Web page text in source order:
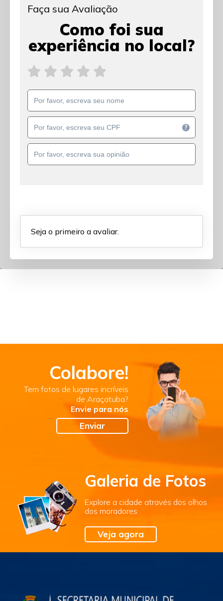
Faça sua Avaliação
Como foi sua
experiência no local?
?
Seja o primeiro a avaliar.
Colabore!
Tem fotos de lugares incríveis
de Araçatuba?
Envie para nós
Enviar
Galeria de Fotos
Explore a cidade através dos olhos
dos moradores
Veja agora